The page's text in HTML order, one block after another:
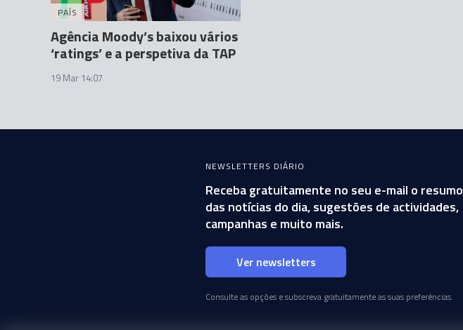
PAÍS
Agência Moody’s baixou vários
‘ratings’ e a perspetiva da TAP
19 Mar 14:07
NEWSLETTERS DIÁRIO
Receba gratuitamente no seu e-mail o resumo
das notícias do dia, sugestões de actividades,
campanhas e muito mais.
Ver newsletters
Consulte as opções e subscreva gratuitamente as suas preferências.